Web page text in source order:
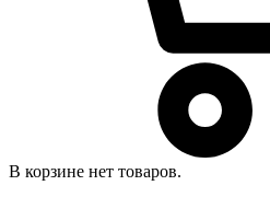
В корзине нет товаров.